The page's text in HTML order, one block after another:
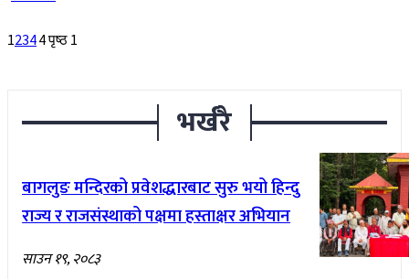
12344 पृष्ठ 1
भर्खरै
बागलुङ मन्दिरको प्रवेशद्धारबाट सुरु भयो हिन्दु
राज्य र राजसंस्थाको पक्षमा हस्ताक्षर अभियान
साउन १९, २०८३